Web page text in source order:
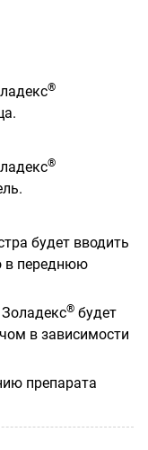
®
®
будет вводить
в переднюю
® будет
в зависимости
препарата